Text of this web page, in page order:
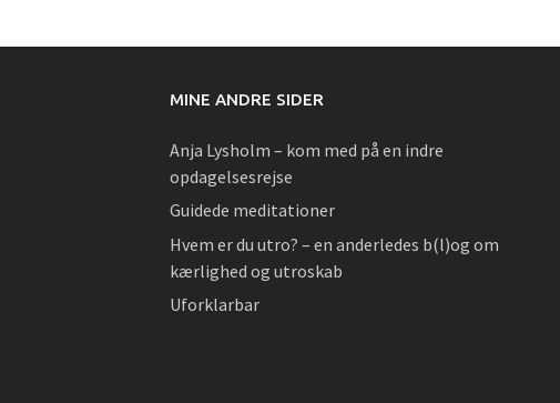
MINE ANDRE SIDER
Anja Lysholm – kom med på en indre
opdagelsesrejse
Guidede meditationer
Hvem er du utro? – en anderledes b(l)og om
kærlighed og utroskab
Uforklarbar